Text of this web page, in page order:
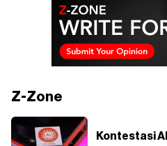
Z-Zone
Kontestasi